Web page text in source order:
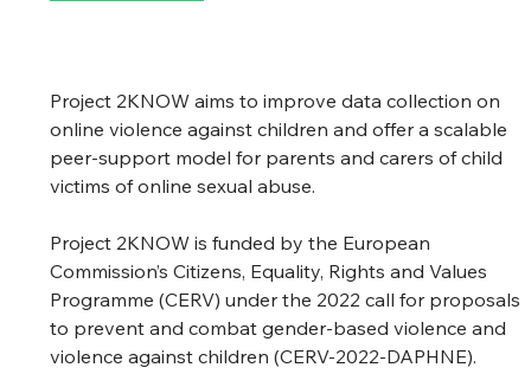
Project 2KNOW aims to improve data collection on
online violence against children and offer a scalable
peer-support model for parents and carers of child
victims of online sexual abuse.
Project 2KNOW is funded by the European
Commission’s Citizens, Equality, Rights and Values
Programme (CERV) under the 2022 call for proposals
to prevent and combat gender-based violence and
violence against children (CERV-2022-DAPHNE).